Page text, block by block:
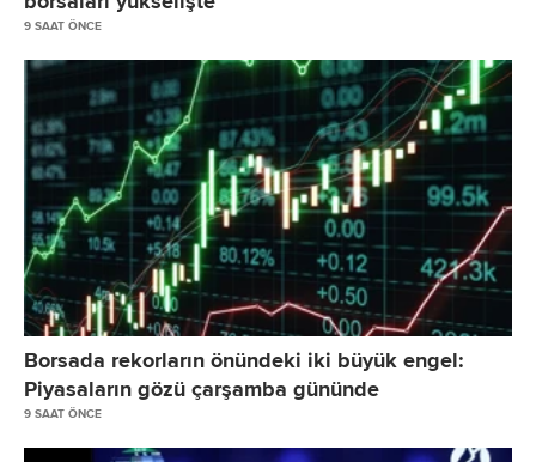
9 SAAT ÖNCE
Borsada rekorların önündeki iki büyük engel:
Piyasaların gözü çarşamba gününde
9 SAAT ÖNCE